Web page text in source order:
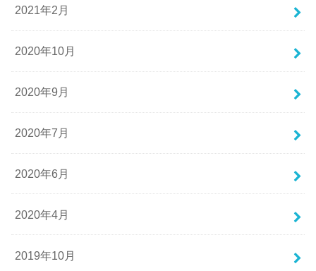
2021年2月
2020年10月
2020年9月
2020年7月
2020年6月
2020年4月
2019年10月